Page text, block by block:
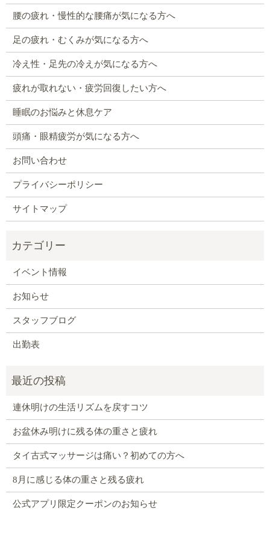
腰の疲れ・慢性的な腰痛が気になる方へ
足の疲れ・むくみが気になる方へ
冷え性・足先の冷えが気になる方へ
疲れが取れない・疲労回復したい方へ
睡眠のお悩みと休息ケア
頭痛・眼精疲労が気になる方へ
お問い合わせ
プライバシーポリシー
サイトマップ
イベント情報
お知らせ
スタッフブログ
出勤表
連休明けの生活リズムを戻すコツ
お盆休み明けに残る体の重さと疲れ
タイ古式マッサージは痛い？初めての方へ
8月に感じる体の重さと残る疲れ
公式アプリ限定クーポンのお知らせ